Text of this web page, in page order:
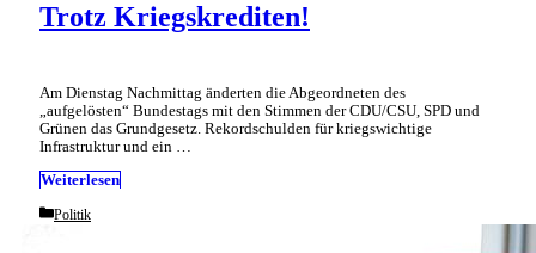
Trotz Kriegskrediten!
Am Dienstag Nachmittag änderten die Abgeordneten des
„aufgelösten“ Bundestags mit den Stimmen der CDU/CSU, SPD und
Grünen das Grundgesetz. Rekordschulden für kriegswichtige
Infrastruktur und ein …
Weiterlesen
Categories
Politik